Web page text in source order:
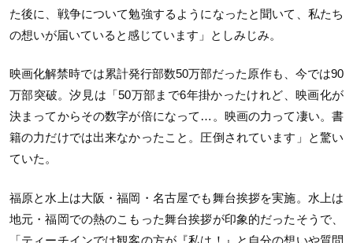
た後に、戦争について勉強するようになったと聞いて、私たち
の想いが届いていると感じています」としみじみ。
映画化解禁時では累計発行部数50万部だった原作も、今では90
万部突破。汐見は「50万部まで6年掛かったけれど、映画化が
決まってからその数字が倍になって…。映画の力って凄い。書
籍の力だけでは出来なかったこと。圧倒されています」と驚い
ていた。
福原と水上は大阪・福岡・名古屋でも舞台挨拶を実施。水上は
地元・福岡での熱のこもった舞台挨拶が印象的だったそうで、
「ティーチインでは観客の方が『私は！』と自分の想いや質問